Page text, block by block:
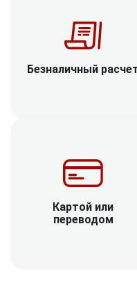
Безналичный
Картой или
переводом